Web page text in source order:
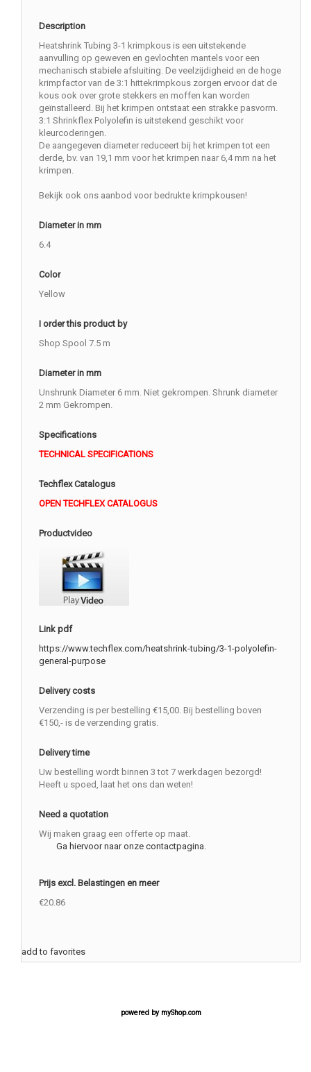
Description
Heatshrink Tubing 3-1 krimpkous is een uitstekende
aanvulling op geweven en gevlochten mantels voor een
mechanisch stabiele afsluiting. De veelzijdigheid en de hoge
krimpfactor van de 3:1 hittekrimpkous zorgen ervoor dat de
kous ook over grote stekkers en moffen kan worden
geïnstalleerd. Bij het krimpen ontstaat een strakke pasvorm.
3:1 Shrinkflex Polyolefin is uitstekend geschikt voor
kleurcoderingen.
De aangegeven diameter reduceert bij het krimpen tot een
derde, bv. van 19,1 mm voor het krimpen naar 6,4 mm na het
krimpen.
Bekijk ook ons aanbod voor bedrukte krimpkousen!
Diameter in mm
6.4
Color
Yellow
I order this product by
Shop Spool 7.5 m
Diameter in mm
Unshrunk Diameter 6 mm. Niet gekrompen. Shrunk diameter
2 mm Gekrompen.
Specifications
TECHNICAL SPECIFICATIONS
Techflex Catalogus
OPEN TECHFLEX CATALOGUS
Productvideo
Link pdf
https://www.techflex.com/heatshrink-tubing/3-1-polyolefin-
general-purpose
Delivery costs
Verzending is per bestelling €15,00. Bij bestelling boven
€150,- is de verzending gratis.
Delivery time
Uw bestelling wordt binnen 3 tot 7 werkdagen bezorgd!
Heeft u spoed, laat het ons dan weten!
Need a quotation
Wij maken graag een offerte op maat.
Ga hiervoor naar onze contactpagina.
Prijs excl. Belastingen en meer
€20.86
add to favorites
powered by myShop.com